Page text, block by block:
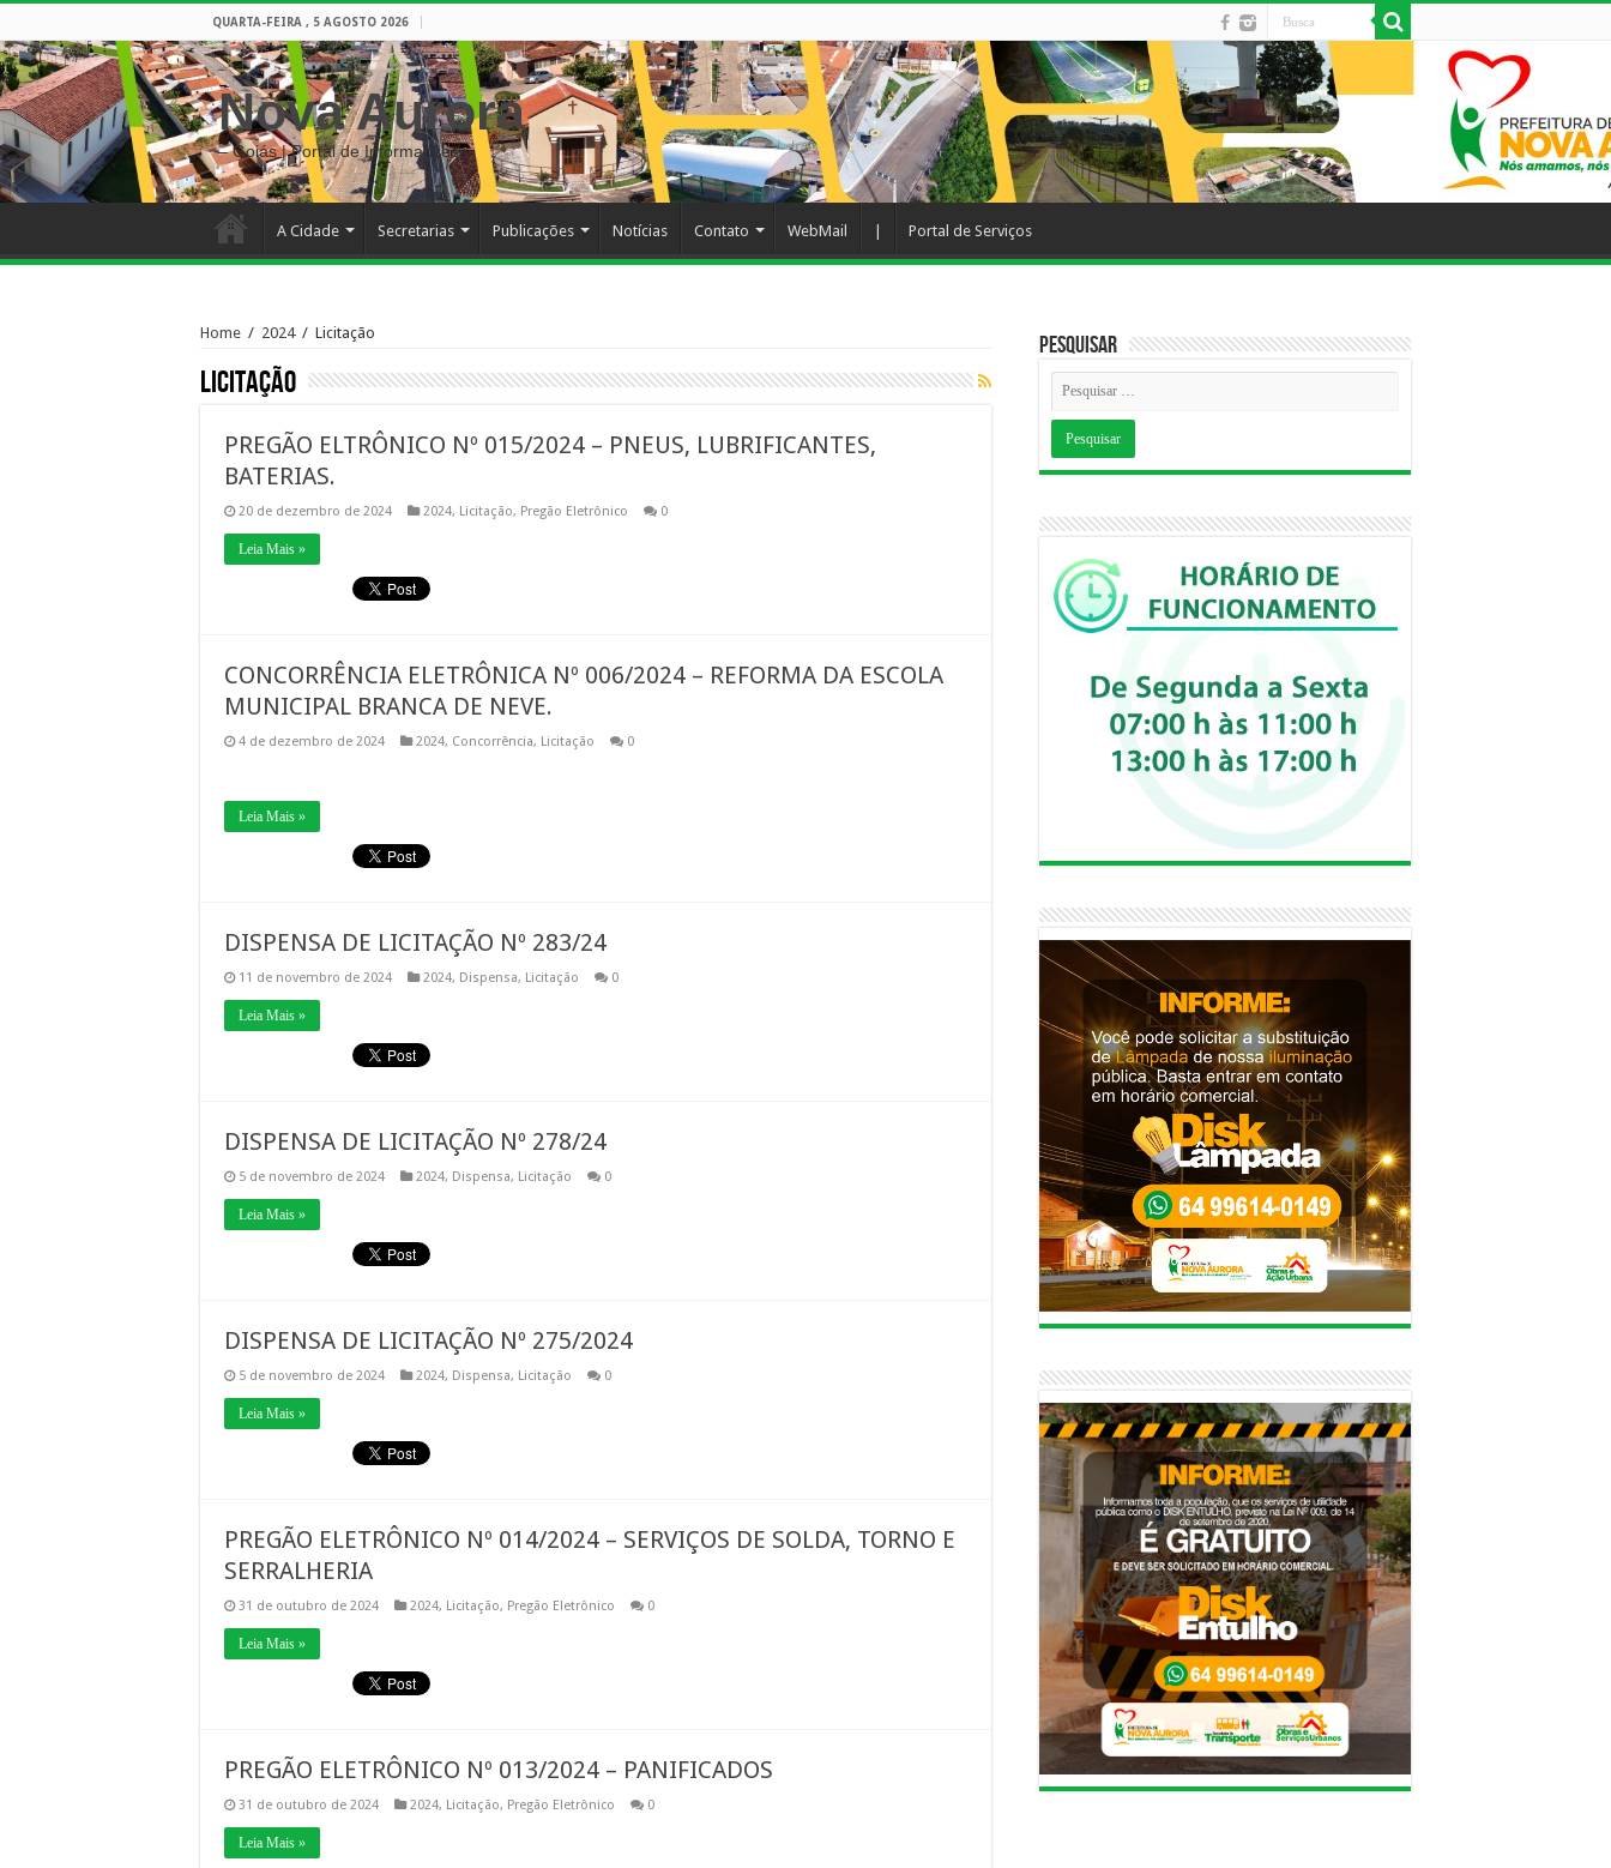
QUARTA-FEIRA , 5 AGOSTO 2026
Nova Aurora
– Goiás | Portal de Informações
A Cidade Secretarias Publicações Notícias Contato WebMail Portal de Serviços
Home / 2024 / Licitação
Licitação
PREGÃO ELTRÔNICO Nº 015/2024 – PNEUS, LUBRIFICANTES,
BATERIAS.
20 de dezembro de 2024 2024, Licitação, Pregão Eletrônico 0
Leia Mais »
CONCORRÊNCIA ELETRÔNICA Nº 006/2024 – REFORMA DA ESCOLA
MUNICIPAL BRANCA DE NEVE.
4 de dezembro de 2024 2024, Concorrência, Licitação 0
Leia Mais »
DISPENSA DE LICITAÇÃO Nº 283/24
11 de novembro de 2024 2024, Dispensa, Licitação 0
Leia Mais »
DISPENSA DE LICITAÇÃO Nº 278/24
5 de novembro de 2024 2024, Dispensa, Licitação 0
Leia Mais »
DISPENSA DE LICITAÇÃO Nº 275/2024
5 de novembro de 2024 2024, Dispensa, Licitação 0
Leia Mais »
PREGÃO ELETRÔNICO Nº 014/2024 – SERVIÇOS DE SOLDA, TORNO E
SERRALHERIA
31 de outubro de 2024 2024, Licitação, Pregão Eletrônico 0
Leia Mais »
PREGÃO ELETRÔNICO Nº 013/2024 – PANIFICADOS
31 de outubro de 2024 2024, Licitação, Pregão Eletrônico 0
Leia Mais »
Pesquisar